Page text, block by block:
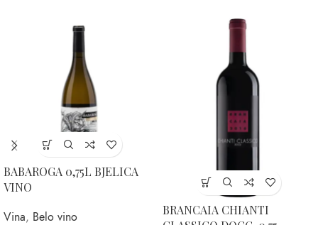
BABAROGA 0,75L BJELICA
VINO
Vina, Belo vino
BRANCAIA CHIANTI